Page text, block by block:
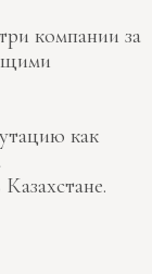
компании за
как